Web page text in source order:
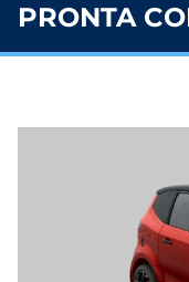
PRONTA